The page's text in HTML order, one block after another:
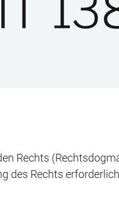
Rechts
des Rechts